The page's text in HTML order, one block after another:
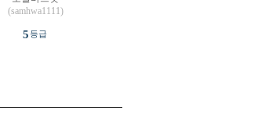
(samhwa1111)
5등급